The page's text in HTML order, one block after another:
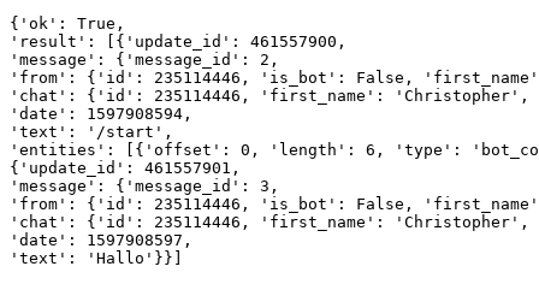
{'ok': True,
'result': [{'update_id': 461557900,
'message': {'message_id': 2,
'from': {'id': 235114446, 'is_bot': False,
'chat': {'id': 235114446, 'first_name':
'date': 1597908594,
'text': '/start',
'entities': [{'offset': 0, 'length': 6, 'type':
{'update_id': 461557901,
'message': {'message_id': 3,
'from': {'id': 235114446, 'is_bot': False,
'chat': {'id': 235114446, 'first_name':
'date': 1597908597,
'text': 'Hallo'}}]